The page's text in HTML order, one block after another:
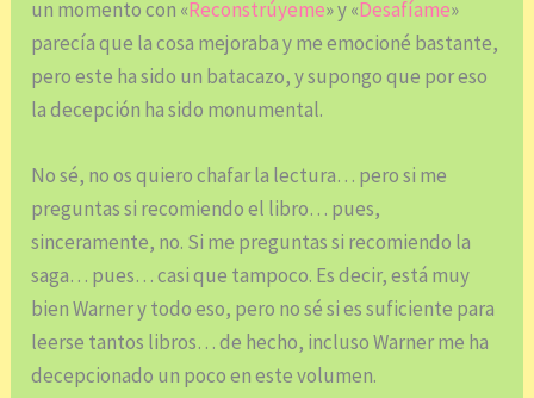
un momento con «Reconstrúyeme» y «Desafíame»
parecía que la cosa mejoraba y me emocioné bastante,
pero este ha sido un batacazo, y supongo que por eso
la decepción ha sido monumental.
No sé, no os quiero chafar la lectura… pero si me
preguntas si recomiendo el libro… pues,
sinceramente, no. Si me preguntas si recomiendo la
saga… pues… casi que tampoco. Es decir, está muy
bien Warner y todo eso, pero no sé si es suficiente para
leerse tantos libros… de hecho, incluso Warner me ha
decepcionado un poco en este volumen.